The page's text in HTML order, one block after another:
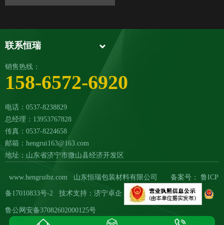
联系恒瑞
销售热线：
158-6572-6920
电话：0537-8238829
总经理：13953767828
传真：0537-8224658
邮箱：hengrui163@163.com
地址：山东省济宁市微山县经济开发区
www.hengruibz.com 山东恒瑞包装材料有限公司 备案号： 鲁ICP
备17010833号-2 技术支持：济宁卓企
鲁公网安备37082602000125号